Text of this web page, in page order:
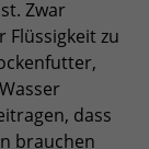
Zwar
zu
dass
brauchen